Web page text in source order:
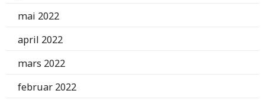
mai 2022
april 2022
mars 2022
februar 2022